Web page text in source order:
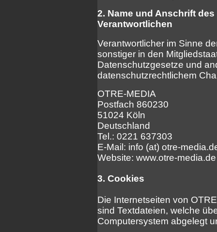
2. Name und Anschrift
Verantwortlichen
Verantwortlicher im Sinne
sonstiger in den
Datenschutzgesetze und
datenschutzrechtlichem
OTRE-MEDIA
Postfach 860230
51024 Köln
Deutschland
Tel.: 0221 637303
E-Mail: info (at) otre-
Website: www.otre-media.de
3. Cookies
Die Internetseiten von
sind Textdateien, welche
Computersystem abgelegt